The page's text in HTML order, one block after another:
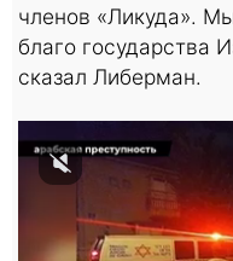
членов «Ликуда».
благо государства
сказал Либерман.